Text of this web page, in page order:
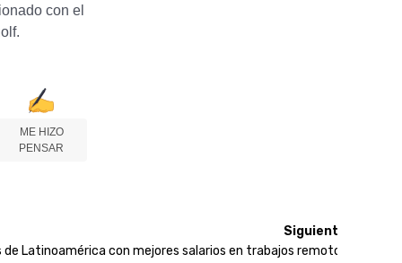
con el
ME HIZO
PENSAR
Siguiente
Latinoamérica con mejores salarios en trabajos remotos